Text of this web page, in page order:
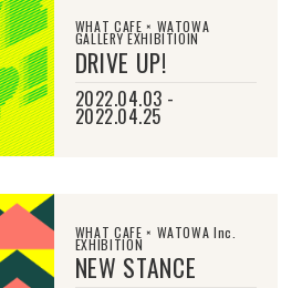
WHAT CAFE × WATOWA
GALLERY EXHIBITIOIN
DRIVE UP!
2022.04.03 -
2022.04.25
WHAT CAFE × WATOWA Inc.
EXHIBITION
NEW STANCE